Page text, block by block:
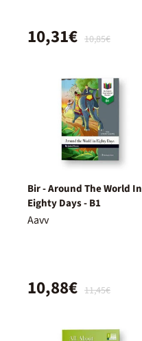
10,85€
10,31€
Bir - Around The World In
Eighty Days - B1
Aavv
11,45€
10,88€